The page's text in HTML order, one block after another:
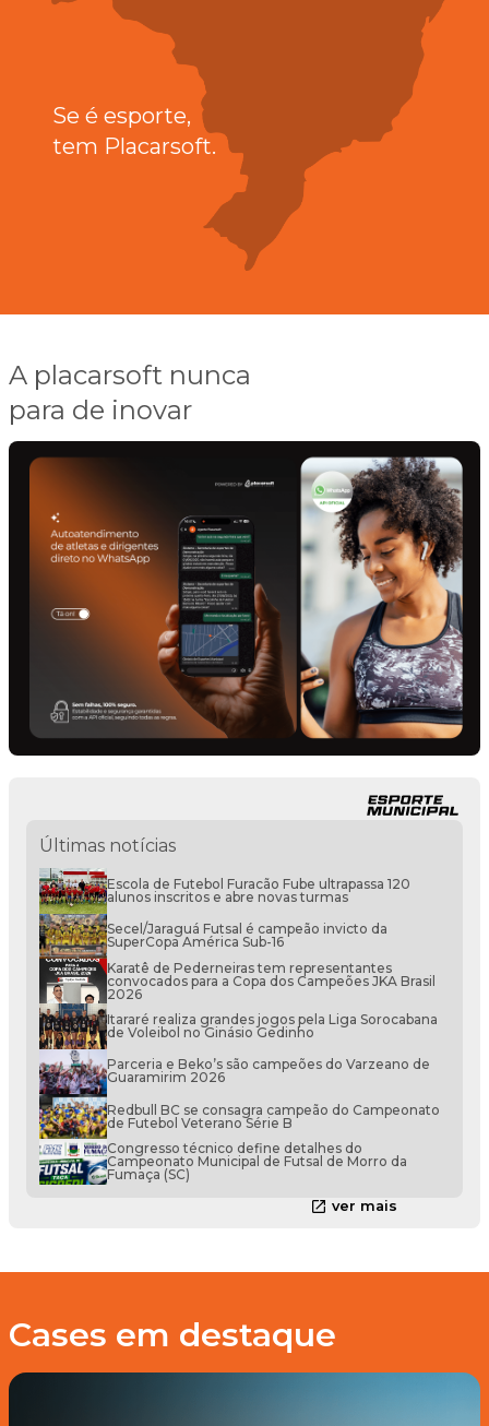
Se é esporte,
tem Placarsoft.
A placarsoft nunca
para de inovar
Últimas notícias
Escola de Futebol Furacão Fube ultrapassa 120
alunos inscritos e abre novas turmas
Secel/Jaraguá Futsal é campeão invicto da
SuperCopa América Sub-16
Karatê de Pederneiras tem representantes
convocados para a Copa dos Campeões JKA Brasil
2026
Itararé realiza grandes jogos pela Liga Sorocabana
de Voleibol no Ginásio Gedinho
Parceria e Beko’s são campeões do Varzeano de
Guaramirim 2026
Redbull BC se consagra campeão do Campeonato
de Futebol Veterano Série B
Congresso técnico define detalhes do
Campeonato Municipal de Futsal de Morro da
Fumaça (SC)
ver mais
Cases em destaque